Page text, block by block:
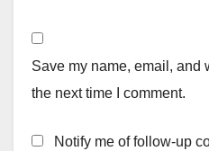
Save my name, email, and
the next time I comment.
Notify me of follow-up